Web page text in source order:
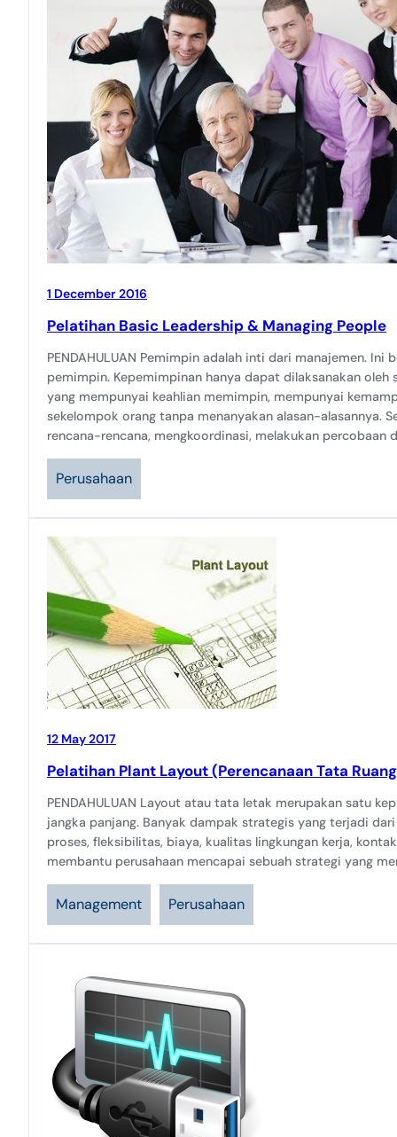
1 December 2016
Pelatihan Basic Leadership & Managing People
PENDAHULUAN Pemimpin adalah inti dari manajemen.
pemimpin. Kepemimpinan hanya dapat dilaksanakan
yang mempunyai keahlian memimpin, mempunyai
sekelompok orang tanpa menanyakan alasan-alasannya.
rencana-rencana, mengkoordinasi, melakukan percobaan
Perusahaan
12 May 2017
Pelatihan Plant Layout (Perencanaan Tata
PENDAHULUAN Layout atau tata letak merupakan satu
jangka panjang. Banyak dampak strategis yang terjadi
proses, fleksibilitas, biaya, kualitas lingkungan kerja,
membantu perusahaan mencapai sebuah strategi yang
Management Perusahaan